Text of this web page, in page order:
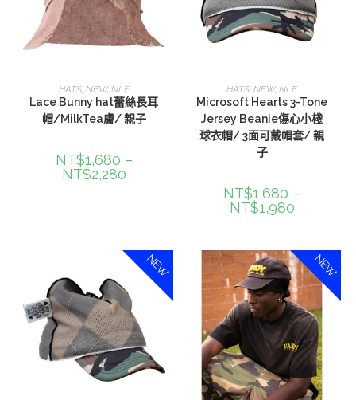
選擇規格
HATS, NEW, NLF
Lace Bunny hat蕾絲長耳
帽/MilkTea膚/ 親子
NT$1,680 –
NT$2,280
選擇規格
HATS,NEW,NLF
Microsoft Hearts 3-Tone
Jersey Beanie傷心小棧
球衣帽/ 3面可戴帽套/ 親
子
NT$1,680 –
NT$1,980
NEW NEW